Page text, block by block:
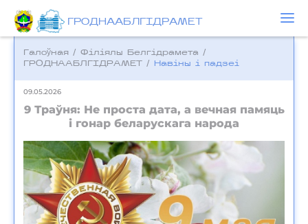
ГРОДНААБЛГІДРАМЕТ
Галоўная / Фiлiялы Белгiдрамета /
ГРОДНААБЛГІДРАМЕТ / Навіны і падзеі
09.05.2026
9 Траўня: Не проста дата, а вечная памяць
і гонар беларускага народа